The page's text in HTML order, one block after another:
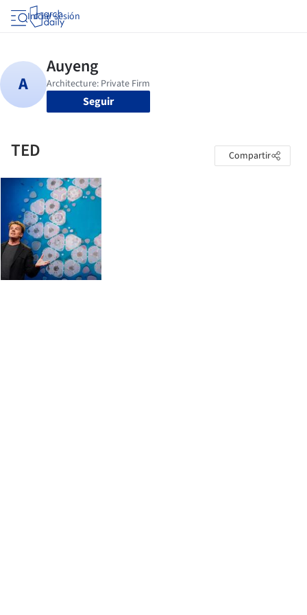
Iniciar sesión
Seguir
TED Compartir